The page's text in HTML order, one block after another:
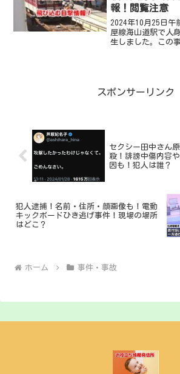
報！閲覧注意
2024年10月25日午
屋線海山道駅で人
生しました。この
スポンサーリンク
セクシー田中さん
殺！誹謗中傷内容
因も！犯人は誰？
犯人逮捕！名前・住所・顔画像も！電動
キックボードひき逃げ事件！現場の場所
はどこ？
ホーム 事件・事故